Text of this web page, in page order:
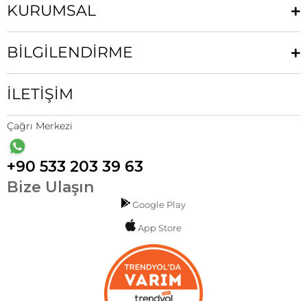
KURUMSAL
BİLGİLENDİRME
İLETİŞİM
Çağrı Merkezi
+90 533 203 39 63
Bize Ulaşın
Google Play
App Store